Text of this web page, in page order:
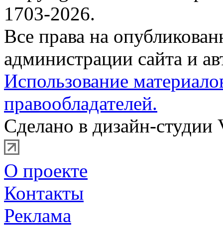
1703-2026.
Все права на
администрации сайта и
Использование
правообладателей.
Сделано в дизайн-студии
О проекте
Контакты
Реклама